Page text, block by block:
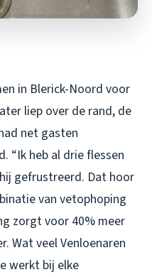
in Blerick-Noord voor
liep over de rand, de
net gasten
“Ik heb al drie flessen
gefrustreerd. Dat hoor
van vetophoping
zorgt voor 40% meer
Wat veel Venloenaren
werkt bij elke